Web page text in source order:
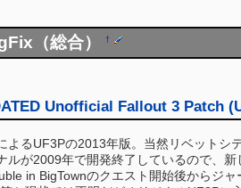
（総合） †
Unofficial Fallout 3 Patch
よるUF3Pの2013年版。当然リベットシ
ルが2009年で開発終了しているので、新
in BigTownのクエスト開始後からジ